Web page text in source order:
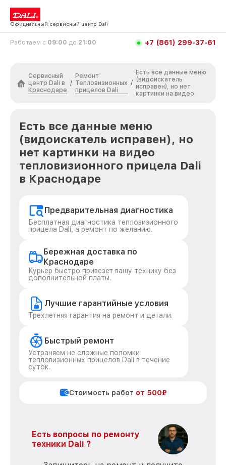
Официальный сервисный центр Dali
Работаем с 09:00 до 21:00 +7 (861) 299-37-61
Сервисный
центр Dali в
Краснодаре
/
Ремонт
Тепловизионных
прицелов Dali
/
Есть все данные меню
(видоискатель
исправен), но нет
картинки на видео
Есть все данные меню
(видоискатель исправен), но
нет картинки на видео
тепловизионного прицела Dali
в Краснодаре
Предварительная диагностика
Бесплатная диагностика тепловизионного
прицела Dali, а ремонт по желанию.
Бережная доставка по
Краснодаре
Курьер быстро привезет вашу технику без
дополнительной платы.
Лучшие гарантийные условия
Трехлетняя гарантия на ремонт и детали.
Быстрый ремонт
Устраняем не сложные поломки
тепловизионных прицелов Dali в течение
суток.
Стоимость работ от 500₽
Есть вопросы по ремонту
техники Dali ?